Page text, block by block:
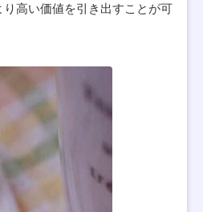
高い価値を引き出すことが可